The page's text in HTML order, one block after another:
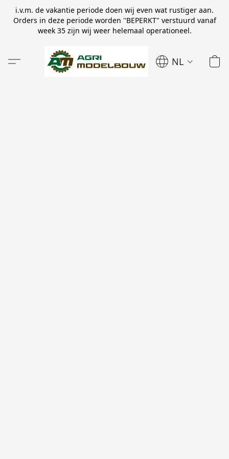
i.v.m. de vakantie periode doen wij even wat rustiger aan.
Orders in deze periode worden ''BEPERKT" verstuurd vanaf
week 35 zijn wij weer helemaal operationeel.
NL